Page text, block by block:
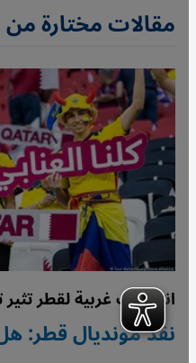
مقالات مختارة
انتقادات غربية لقطر
نقد مونديال قطر: